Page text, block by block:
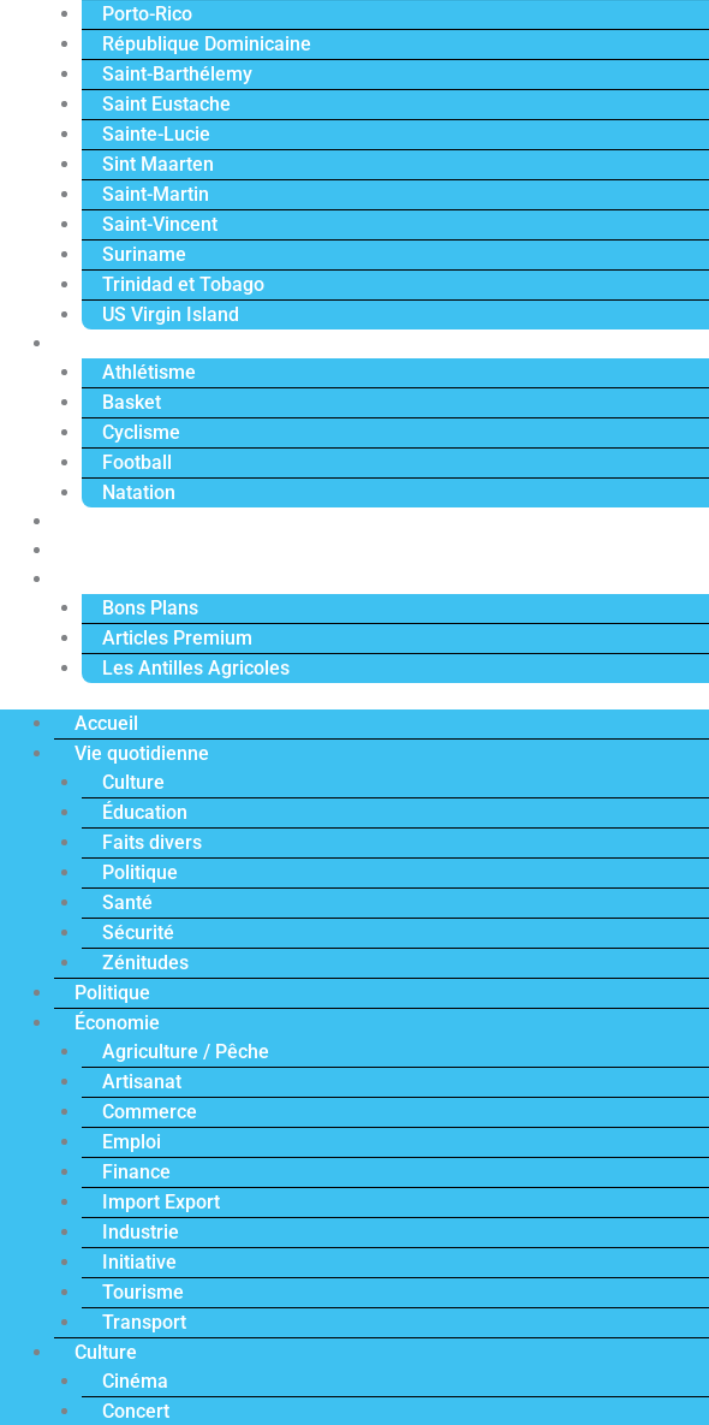
Porto-Rico
République Dominicaine
Saint-Barthélemy
Saint Eustache
Sainte-Lucie
Sint Maarten
Saint-Martin
Saint-Vincent
Suriname
Trinidad et Tobago
US Virgin Island
Athlétisme
Basket
Cyclisme
Football
Natation
Bons Plans
Articles Premium
Les Antilles Agricoles
Accueil
Vie quotidienne
Culture
Éducation
Faits divers
Politique
Santé
Sécurité
Zénitudes
Politique
Économie
Agriculture / Pêche
Artisanat
Commerce
Emploi
Finance
Import Export
Industrie
Initiative
Tourisme
Transport
Culture
Cinéma
Concert